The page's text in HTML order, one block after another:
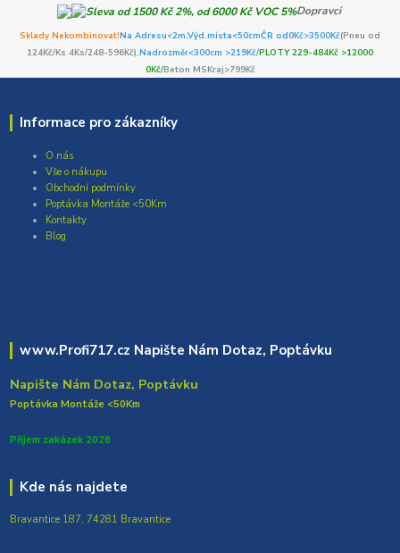
Dopravci
Sklady Nekombinovat!Na Adresu<2m, Výd.místa<50cmČR od0Kč>3500Kč(Pneu od
124Kč/Ks 4Ks/248-596Kč) ,Nadrozměr<300cm >219Kč/PLOTY 229-484Kč >12000
0Kč/Beton MSKraj>799Kč
Informace pro zákazníky
O nás
Vše o nákupu
Obchodní podmínky
Poptávka Montáže <50Km
Kontakty
Blog
www.Profi717.cz Napište Nám Dotaz, Poptávku
Napište Nám Dotaz, Poptávku
Poptávka Montáže <50Km
Přijem zakázek 2026
Kde nás najdete
Bravantice 187, 74281 Bravantice